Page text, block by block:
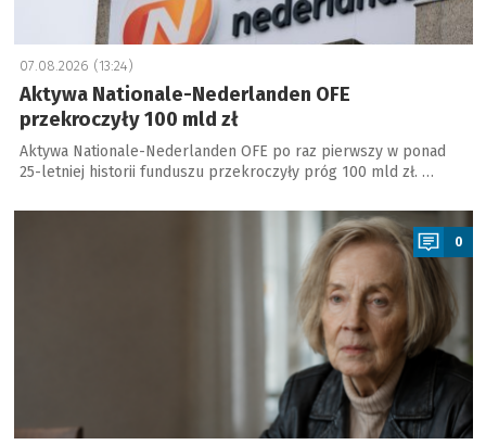
07.08.2026 (13:24)
Aktywa Nationale-Nederlanden OFE
przekroczyły 100 mld zł
Aktywa Nationale-Nederlanden OFE po raz pierwszy w ponad
25-letniej historii funduszu przekroczyły próg 100 mld zł. …
a
0